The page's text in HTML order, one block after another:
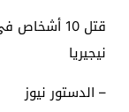
قتل 10
نيجيريا
– الدستور نيوز